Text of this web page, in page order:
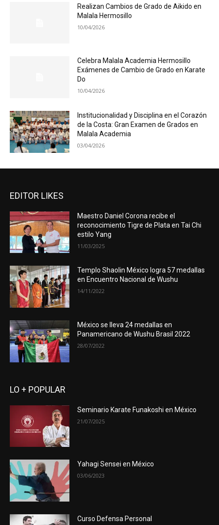
Realizan Cambios de Grado de Aikido en
Malala Hermosillo
10/04/2026
Celebra Malala Academia Hermosillo
Exámenes de Cambio de Grado en Karate
Do
10/04/2026
Institucionalidad y Disciplina en el Corazón
de la Costa: Gran Examen de Grados en
Malala Academia
03/04/2026
EDITOR LIKES
Maestro Daniel Corona recibe el
reconocimiento Tigre de Plata en Tai Chi
estilo Yang
11/03/2025
Templo Shaolin México logra 57 medallas
en Encuentro Nacional de Wushu
14/11/2022
México se lleva 24 medallas en
Panamericano de Wushu Brasil 2022
28/07/2022
LO + POPULAR
Seminario Karate Funakoshi en México
21/07/2025
Yahagi Sensei en México
03/06/2023
Curso Defensa Personal